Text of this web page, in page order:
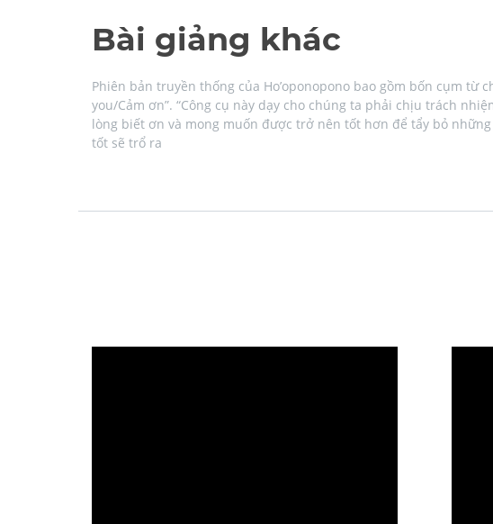
Bài giảng khác
Phiên bản truyền thống của Ho’oponopono bao gồm bốn cụm từ
you/Cảm ơn”. “Công cụ này dạy cho chúng ta phải chịu trách
lòng biết ơn và mong muốn được trở nên tốt hơn để tẩy bỏ
tốt sẽ trổ ra